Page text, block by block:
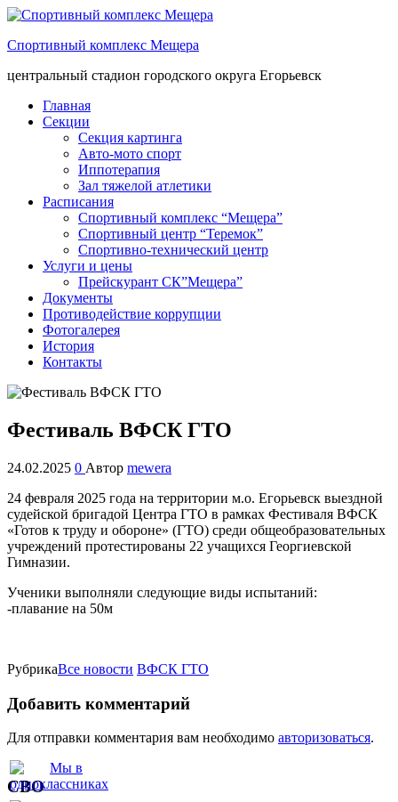
Спортивный комплекс Мещера
центральный стадион городского округа Егорьевск
Главная
Секции
Секция картинга
Авто-мото спорт
Иппотерапия
Зал тяжелой атлетики
Расписания
Спортивный комплекс “Мещера”
Спортивный центр “Теремок”
Спортивно-технический центр
Услуги и цены
Прейскурант СК”Мещера”
Документы
Противодействие коррупции
Фотогалерея
История
Контакты
Фестиваль ВФСК ГТО
24.02.2025 0 Автор mewera
24 февраля 2025 года на территории м.о. Егорьевск выездной
судейской бригадой Центра ГТО в рамках Фестиваля ВФСК
«Готов к труду и обороне» (ГТО) среди общеобразовательных
учреждений протестированы 22 учащихся Георгиевской
Гимназии.
Ученики выполняли следующие виды испытаний:
-плавание на 50м
РубрикаВсе новости ВФСК ГТО
Добавить комментарий
Для отправки комментария вам необходимо авторизоваться.
СВО